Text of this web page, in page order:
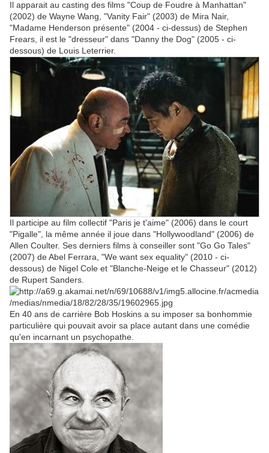
Il apparait au casting des films "Coup de Foudre à Manhattan"
(2002) de Wayne Wang, "Vanity Fair" (2003) de Mira Nair,
"Madame Henderson présente" (2004 - ci-dessus) de Stephen
Frears, il est le "dresseur" dans "Danny the Dog" (2005 - ci-
dessous) de Louis Leterrier.
Il participe au film collectif "Paris je t'aime" (2006) dans le court
"Pigalle", la même année il joue dans "Hollywoodland" (2006) de
Allen Coulter. Ses derniers films à conseiller sont "Go Go Tales"
(2007) de Abel Ferrara, "We want sex equality" (2010 - ci-
dessous) de Nigel Cole et "Blanche-Neige et le Chasseur" (2012)
de Rupert Sanders.
En 40 ans de carrière Bob Hoskins a su imposer sa bonhommie
particulière qui pouvait avoir sa place autant dans une comédie
qu'en incarnant un psychopathe.